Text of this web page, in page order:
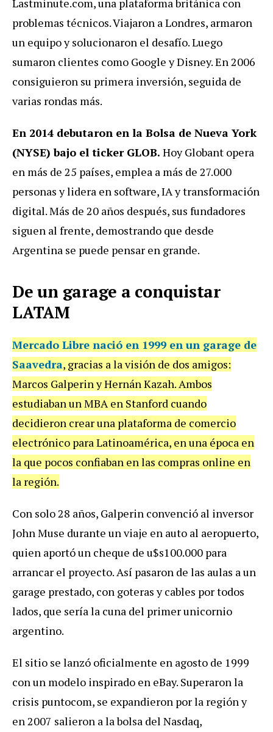
Lastminute.com, una plataforma británica con
problemas técnicos. Viajaron a Londres, armaron
un equipo y solucionaron el desafío. Luego
sumaron clientes como Google y Disney. En 2006
consiguieron su primera inversión, seguida de
varias rondas más.
En 2014 debutaron en la Bolsa de Nueva York
(NYSE) bajo el ticker GLOB. Hoy Globant opera
en más de 25 países, emplea a más de 27.000
personas y lidera en software, IA y transformación
digital. Más de 20 años después, sus fundadores
siguen al frente, demostrando que desde
Argentina se puede pensar en grande.
De un garage a conquistar
LATAM
Mercado Libre nació en 1999 en un garage de
Saavedra, gracias a la visión de dos amigos:
Marcos Galperin y Hernán Kazah. Ambos
estudiaban un MBA en Stanford cuando
decidieron crear una plataforma de comercio
electrónico para Latinoamérica, en una época en
la que pocos confiaban en las compras online en
la región.
Con solo 28 años, Galperin convenció al inversor
John Muse durante un viaje en auto al aeropuerto,
quien aportó un cheque de u$s100.000 para
arrancar el proyecto. Así pasaron de las aulas a un
garage prestado, con goteras y cables por todos
lados, que sería la cuna del primer unicornio
argentino.
El sitio se lanzó oficialmente en agosto de 1999
con un modelo inspirado en eBay. Superaron la
crisis puntocom, se expandieron por la región y
en 2007 salieron a la bolsa del Nasdaq,